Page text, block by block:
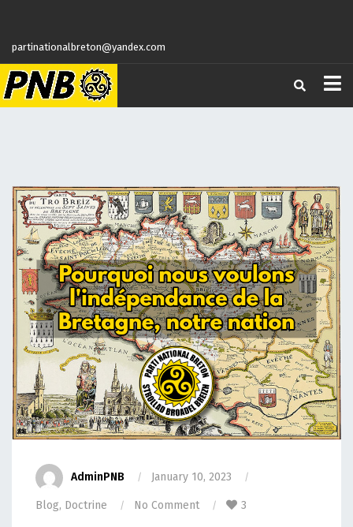
partinationalbreton@yandex.com
AdminPNB January 10, 2023
Blog, Doctrine No Comment 3